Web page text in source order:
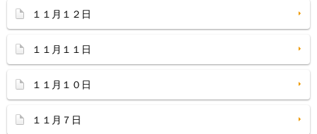
１１月１２日
１１月１１日
１１月１０日
１１月７日